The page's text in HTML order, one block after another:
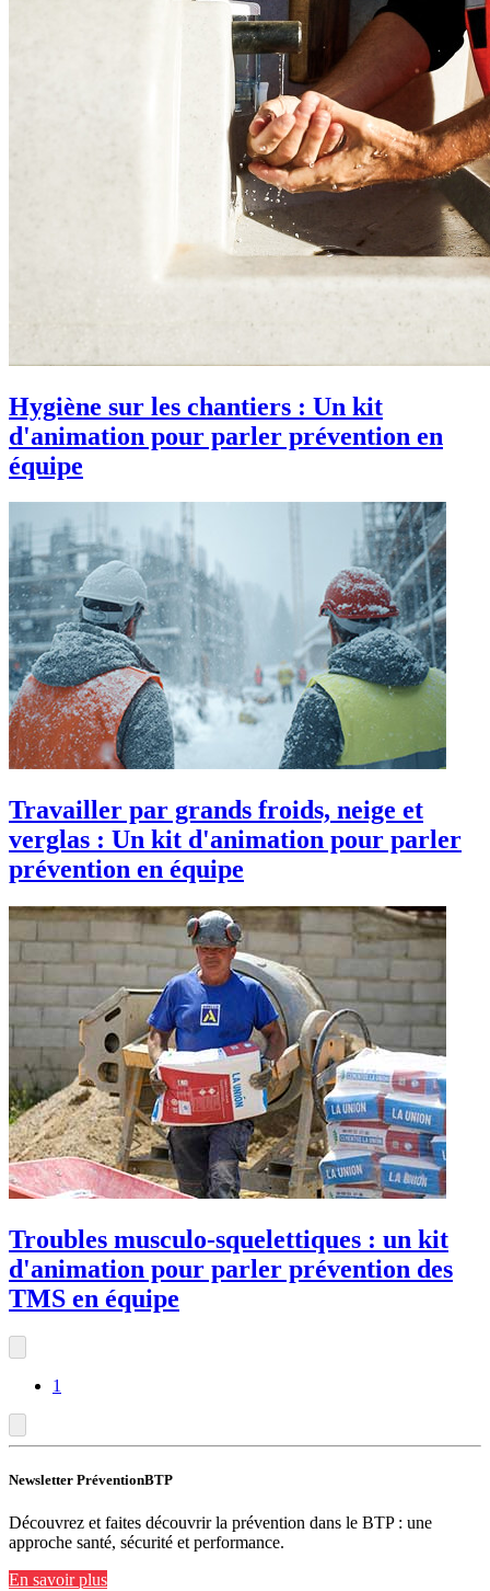
Hygiène sur les chantiers : Un kit
d'animation pour parler prévention en
équipe
Travailler par grands froids, neige et
verglas : Un kit d'animation pour parler
prévention en équipe
Troubles musculo-squelettiques : un kit
d'animation pour parler prévention des
TMS en équipe
1
Newsletter PréventionBTP
Découvrez et faites découvrir la prévention dans le BTP : une
approche santé, sécurité et performance.
En savoir plus